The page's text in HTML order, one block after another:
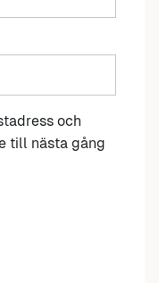
och
till nästa gång